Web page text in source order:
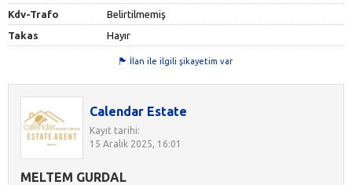
Kdv-Trafo
Belirtilmemiş
Takas
Hayır
İlan ile ilgili şikayetim var
Calendar Estate
Kayıt tarihi:
15 Aralık 2025, 16:01
MELTEM GURDAL